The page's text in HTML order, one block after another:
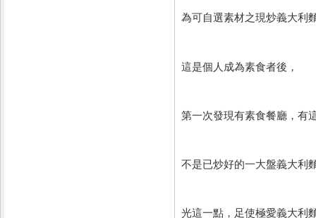
為可自選素材之現炒義大利
這是個人成為素食者後，
第一次發現有素食餐廳，有
不是已炒好的一大盤義大利
光這一點，足使極愛義大利